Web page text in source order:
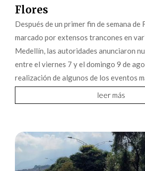
Flores
Después de un primer fin de semana de
marcado por extensos trancones en
Medellín, las autoridades anunciaron
entre el viernes 7 y el domingo 9 de
realización de algunos de los eventos
leer más